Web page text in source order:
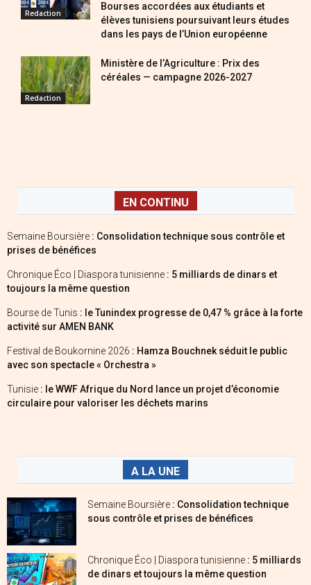
Redaction
Bourses accordées aux étudiants et
élèves tunisiens poursuivant leurs études
dans les pays de l’Union européenne
Redaction
Ministère de l’Agriculture : Prix des
céréales — campagne 2026-2027
EN CONTINU
Semaine Boursière : Consolidation technique sous contrôle et
prises de bénéfices
Chronique Éco | Diaspora tunisienne : 5 milliards de dinars et
toujours la même question
Bourse de Tunis : le Tunindex progresse de 0,47 % grâce à la forte
activité sur AMEN BANK
Festival de Boukornine 2026 : Hamza Bouchnek séduit le public
avec son spectacle « Orchestra »
Tunisie : le WWF Afrique du Nord lance un projet d’économie
circulaire pour valoriser les déchets marins
A LA UNE
Semaine Boursière : Consolidation technique
sous contrôle et prises de bénéfices
Chronique Éco | Diaspora tunisienne : 5 milliards
de dinars et toujours la même question